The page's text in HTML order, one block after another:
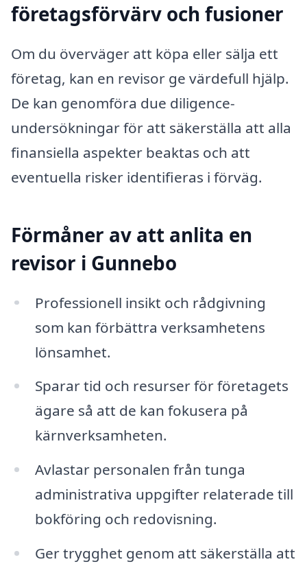
företagsförvärv och fusioner
Om du överväger att köpa eller sälja ett
företag, kan en revisor ge värdefull hjälp.
De kan genomföra due diligence-
undersökningar för att säkerställa att alla
finansiella aspekter beaktas och att
eventuella risker identifieras i förväg.
Förmåner av att anlita en
revisor i Gunnebo
Professionell insikt och rådgivning
som kan förbättra verksamhetens
lönsamhet.
Sparar tid och resurser för företagets
ägare så att de kan fokusera på
kärnverksamheten.
Avlastar personalen från tunga
administrativa uppgifter relaterade till
bokföring och redovisning.
Ger trygghet genom att säkerställa att